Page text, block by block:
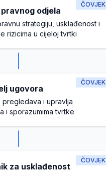
ČOVJEK
odjela
strategiju, usklađenost i
rizicima u cijeloj tvrtki
ČOVJEK
ugovora
pregledava i upravlja
i sporazumima tvrtke
ČOVJEK
za usklađenost